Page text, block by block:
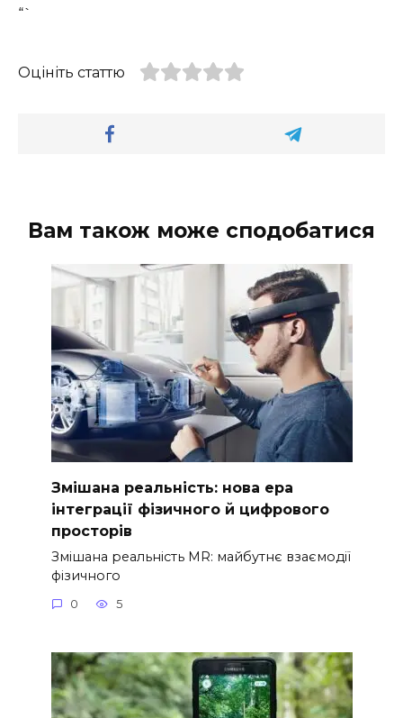
“`
Оцініть статтю
Вам також може сподобатися
Змішана реальність: нова ера
інтеграції фізичного й цифрового
просторів
Змішана реальність MR: майбутнє взаємодії
фізичного
0 5